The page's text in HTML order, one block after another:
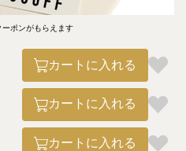
ーポンがもらえます
カートに入れる
カートに入れる
カートに入れる